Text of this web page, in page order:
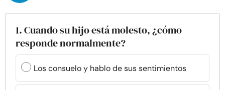
Familia
Ayuda
Cursos
1. Cuando su hijo está molesto, ¿cómo
responde normalmente?
Los consuelo y hablo de sus sentimientos